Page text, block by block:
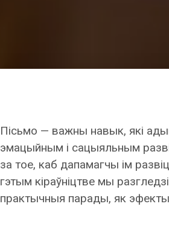
Пісьмо — важны навык, які
эмацыйным і сацыяльным
за тое, каб дапамагчы ім
гэтым кіраўніцтве мы
практычныя парады, як